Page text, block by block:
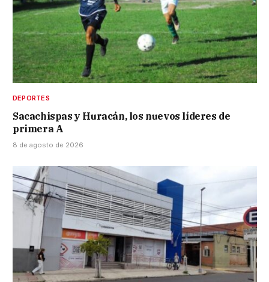
DEPORTES
Sacachispas y Huracán, los nuevos líderes de
primera A
8 de agosto de 2026